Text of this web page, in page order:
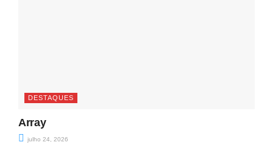
DESTAQUES
Array
julho 24, 2026